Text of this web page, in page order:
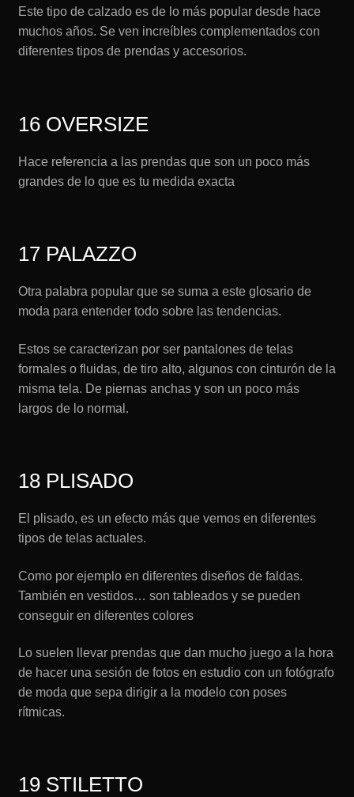
Este tipo de calzado es de lo más popular desde hace
muchos años. Se ven increíbles complementados con
diferentes tipos de prendas y accesorios.
16 OVERSIZE
Hace referencia a las prendas que son un poco más
grandes de lo que es tu medida exacta
17 PALAZZO
Otra palabra popular que se suma a este glosario de
moda para entender todo sobre las tendencias.
Estos se caracterizan por ser pantalones de telas
formales o fluidas, de tiro alto, algunos con cinturón de la
misma tela. De piernas anchas y son un poco más
largos de lo normal.
18 PLISADO
El plisado, es un efecto más que vemos en diferentes
tipos de telas actuales.
Como por ejemplo en diferentes diseños de faldas.
También en vestidos… son tableados y se pueden
conseguir en diferentes colores
Lo suelen llevar prendas que dan mucho juego a la hora
de hacer una sesión de fotos en estudio con un fotógrafo
de moda que sepa dirigir a la modelo con poses
rítmicas.
19 STILETTO